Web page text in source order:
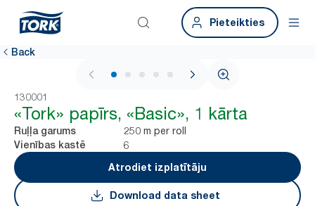
Pieteikties
Back
1 / 5
130001
«Tork» papīrs, «Basic», 1 kārta
Ruļļa garums 250 m per roll
Vienības kastē
6
Atrodiet izplatītāju
Download data sheet